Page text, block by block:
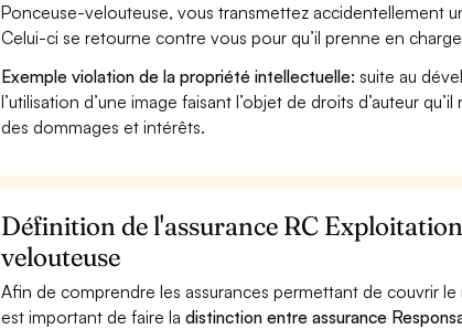
Ponceuse-velouteuse, vous transmettez accidentellement
Celui-ci se retourne contre vous pour qu’il prenne en
Exemple violation de la propriété intellectuelle: suite au
l’utilisation d’une image faisant l’objet de droits d’auteur
des dommages et intérêts.
Définition de l'assurance RC
velouteuse
Afin de comprendre les assurances permettant de couvrir
est important de faire ladistinction entre assurance